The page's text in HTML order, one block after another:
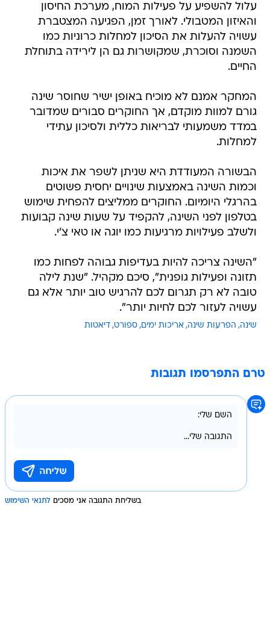
עלול להשפיע על פעילות המוח, מערכת החיסון
והאיזון המטבולי. לאורך זמן, הפגיעה המצטברת
עשויה להעלות את הסיכון למחלות כרוניות כמו
השמנה וסוכרת, שמקושרות גם הן לירידה בתוחלת
החיים.
המחקר אמנם לא מוכיח באופן ישיר שחוסר שינה
גורם למוות מוקדם, אך החוקרים סבורים שמדובר
במדד משמעותי לבריאות כללית ולסיכון עתידי
למחלות.
הבשורה המעודדת היא שניתן לשפר את איכות
וכמות השינה באמצעות שינויים יחסית פשוטים
בהרגלי היומיום. החוקרים ממליצים להפחית שימוש
בטלפון לפני השינה, להקפיד על שעות שינה קבועות
ולשלב פעילויות מרגיעות כמו יוגה או טאי צ'י.
"השינה צריכה להיות בעדיפות גבוהה לפחות כמו
תזונה ופעילות גופנית", סיכם מקהיל. "שנת לילה
טובה לא רק תגרום לכם להרגיש טוב יותר אלא גם
עשויה לעזור לכם לחיות יותר".
שינה הפרעות שינה אריכות ימים ספורט דיאטות
טרם התפרסמו תגובות
בשליחת התגובה אני מסכים לתנאי השימוש